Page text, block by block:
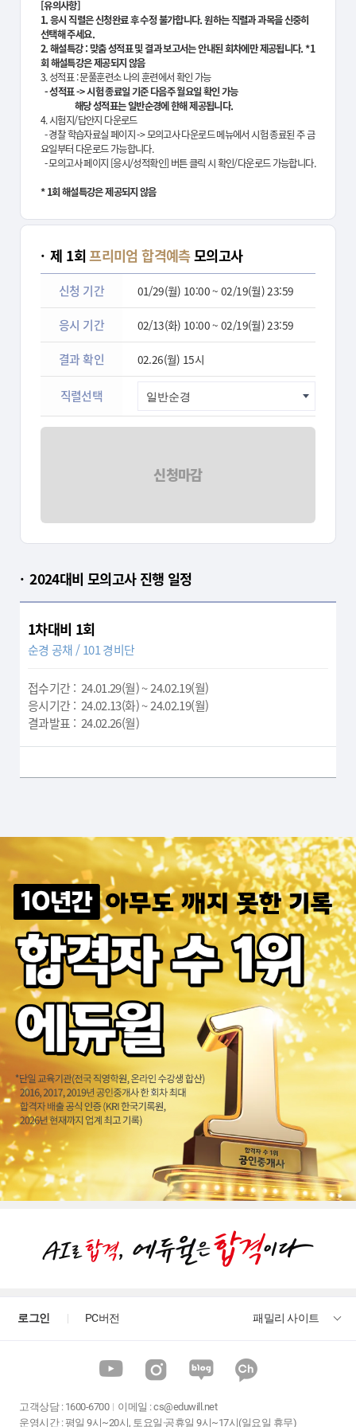
[유의사항]
1. 응시 직렬은 신청완료 후 수정 불가합니다. 원하는 직렬과 과목을 신중히
선택해 주세요.
2. 해설특강 : 맞춤 성적표 및 결과 보고서는 안내된 회차에만 제공됩니다.*1
회 해설특강은 제공되지 않음
3. 성적표 : 문풀훈련소 나의 훈련에서 확인 가능
- 성적표 -> 시험 종료일 기준 다음주 월요일 확인 가능
해당 성적표는 일반순경에 한해 제공됩니다.
4. 시험지/답안지 다운로드
- 경찰 학습자료실 페이지 -> 모의고사 다운로드 메뉴에서 시험 종료된 주 금
요일부터 다운로드 가능합니다.
- 모의고사 페이지 [응시/성적확인] 버튼 클릭 시 확인/다운로드 가능합니다.
* 1회 해설특강은 제공되지 않음
제 1회프리미엄 합격예측모의고사
신청 기간 01/29(월) 10:00~02/19(월) 23:59
응시 기간 02/13(화) 10:00~02/19(월) 23:59
결과 확인 02.26(월) 15시
직렬선택
신청마감
2024대비 모의고사 진행 일정
1차대비 1회
순경 공채 / 101 경비단
접수기간 : 24.01.29(월) ~ 24.02.19(월)
응시기간 : 24.02.13(화) ~ 24.02.19(월)
결과발표 : 24.02.26(월)
로그인 PC버전 패밀리 사이트
고객상담: 1600-6700 이메일 :cs@eduwill.net
운영시간 : 평일 9시~20시, 토요일·공휴일 9시~17시(일요일 휴무)